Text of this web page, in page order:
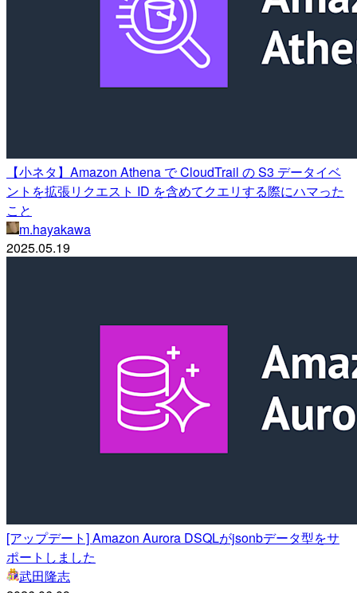
【小ネタ】Amazon Athena で CloudTrail の S3 データイベ
ントを拡張リクエスト ID を含めてクエリする際にハマった
こと
m.hayakawa
2025.05.19
[アップデート] Amazon Aurora DSQLがjsonbデータ型をサ
ポートしました
武田隆志